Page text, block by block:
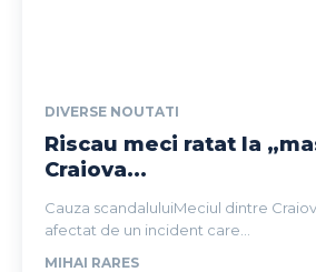
DIVERSE NOUTATI
Riscau meci ratat la
Craiova...
Cauza scandaluluiMeciul dintre
afectat de un incident care...
MIHAI RARES